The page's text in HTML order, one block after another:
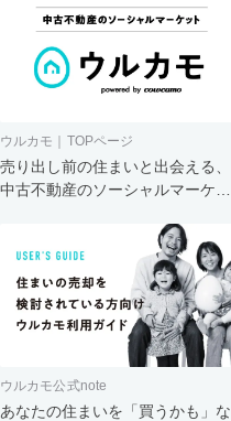
ウルカモ｜TOPページ
売り出し前の住まいと出会える、
中古不動産のソーシャルマーケッ
ウルカモ公式note
あなたの住まいを「買うかも」な